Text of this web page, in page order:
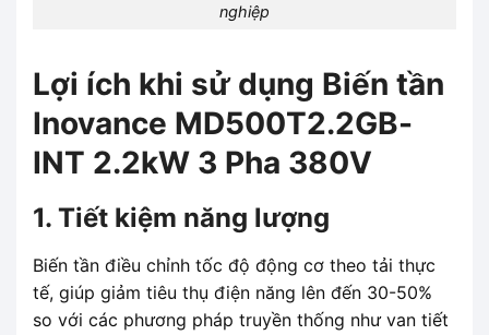
nghiệp
Lợi ích khi sử dụng Biến tần
Inovance MD500T2.2GB-
INT 2.2kW 3 Pha 380V
1. Tiết kiệm năng lượng
Biến tần điều chỉnh tốc độ động cơ theo tải thực
tế, giúp giảm tiêu thụ điện năng lên đến 30-50%
so với các phương pháp truyền thống như van tiết